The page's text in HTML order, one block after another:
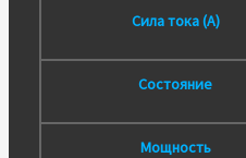
Сила тока (А)
Состояние
Мощность